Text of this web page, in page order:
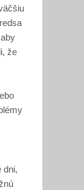
že
dni,